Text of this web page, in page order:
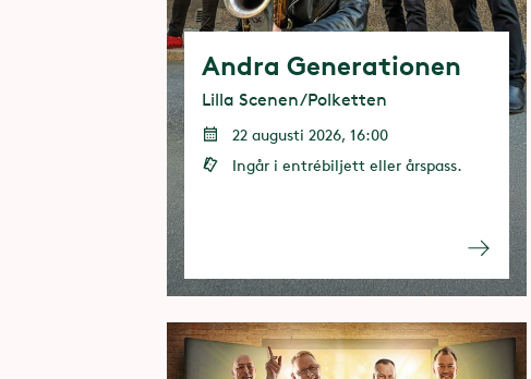
Andra Generationen
Lilla Scenen/Polketten
22 augusti 2026, 16:00
Ingår i entrébiljett eller årspass.